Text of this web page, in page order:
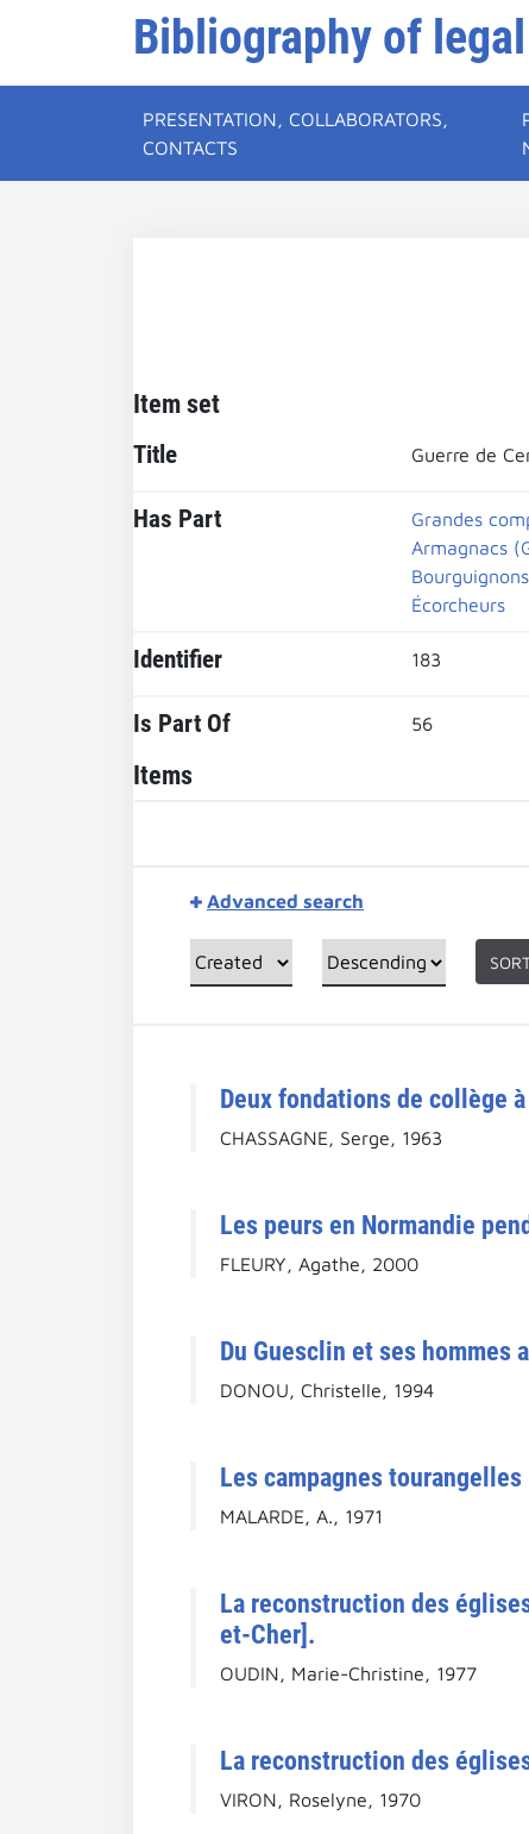
Bibliography of
PRESENTATION, COLLABORATORS,
CONTACTS
Item set
Title Guerre de
Has Part
Grandes
Armagnacs
Bourguignons
Écorcheurs
Identifier 183
Is Part Of 56
Items
Advanced search
Deux fondations de collège
CHASSAGNE, Serge, 1963
Les peurs en Normandie
FLEURY, Agathe, 2000
Du Guesclin et ses hommes
DONOU, Christelle, 1994
Les campagnes
MALARDE, A., 1971
La reconstruction des
et-Cher].
OUDIN, Marie-Christine, 1977
La reconstruction des
VIRON, Roselyne, 1970